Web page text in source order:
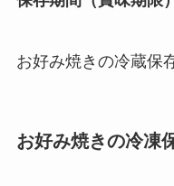
お好み焼きの冷蔵保
お好み焼きの冷凍